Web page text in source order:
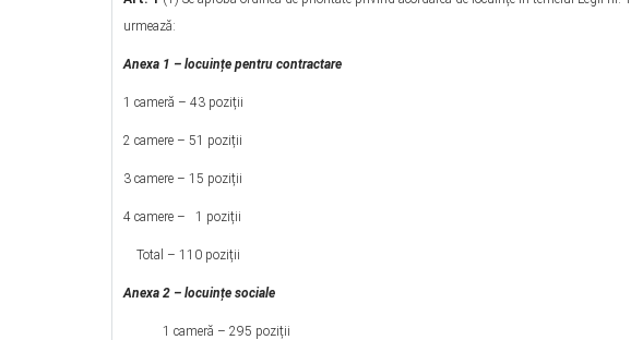
urmează:
Anexa 1 – locuințe pentru contractare
1 cameră – 43 poziții
2 camere – 51 poziții
3 camere – 15 poziții
4 camere – 1 poziții
Total – 110 poziții
Anexa 2 – locuințe sociale
1 cameră – 295 poziții